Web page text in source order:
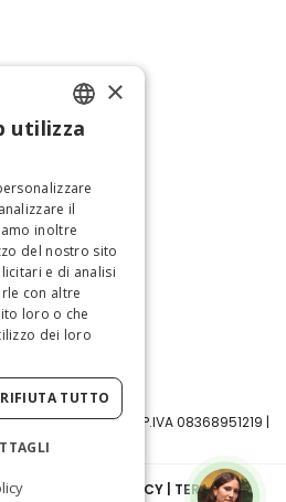
10, 20143 Milano | P.IVA 08368951219 |
COOKIE POLICY| TERMINI E
ENGLISH
ITALIAN
×
utilizza
il
inoltre
del nostro sito
e di analisi
con altre
loro o che
dei loro
RIFIUTA TUTTO